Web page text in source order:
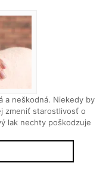
a neškodná. Niekedy by
zmeniť starostlivosť o
lak nechty poškodzuje